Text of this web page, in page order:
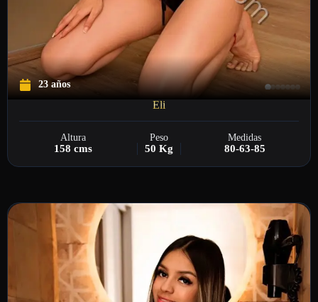
23 años
Eli
Altura Peso Medidas
158 cms 50 Kg 80-63-85